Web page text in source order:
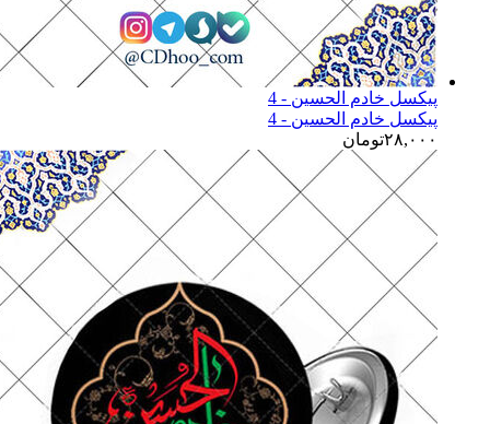
پیکسل خادم الحسین - 4
پیکسل خادم الحسین - 4
۲۸,۰۰۰تومان